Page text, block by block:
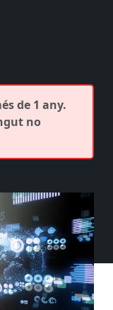
de 1 any.
no